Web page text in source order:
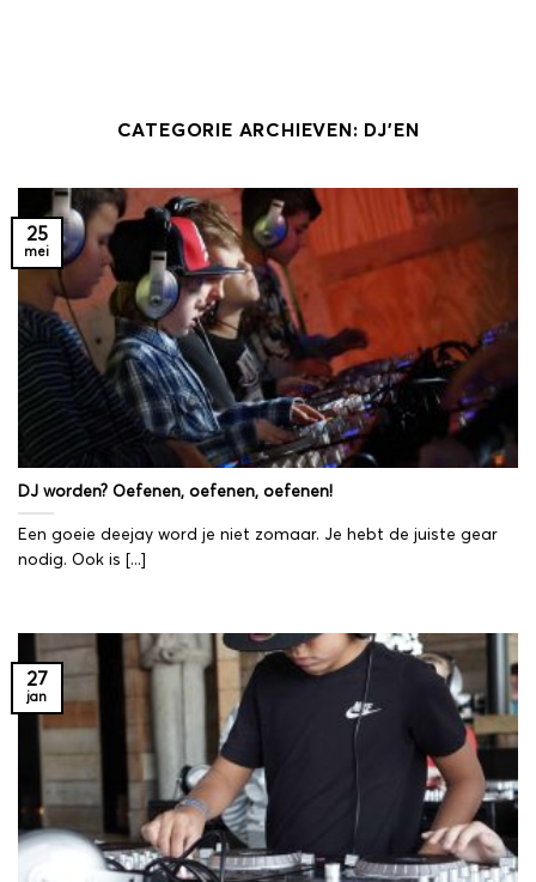
CATEGORIE ARCHIEVEN: DJ’EN
DJ worden? Oefenen, oefenen, oefenen!
Een goeie deejay word je niet zomaar. Je hebt de juiste gear
nodig. Ook is [...]
25
mei
27
jan